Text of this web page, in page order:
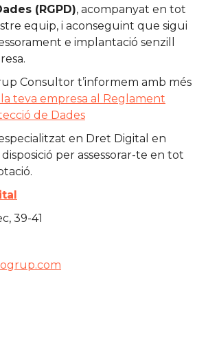
(RGPD), acompanyat en tot
equip, i aconseguint que sigui
e implantació senzill
Consultor t’informem amb més
teva empresa al Reglament
de Dades
en Dret Digital en
per assessorar-te en tot
39-41